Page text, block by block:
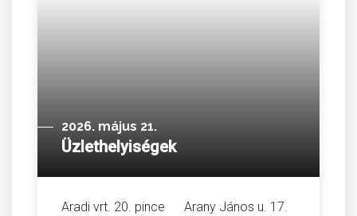
2026. május 21.
Üzlethelyiségek
Aradi vrt. 20. pince Arany János u. 17.